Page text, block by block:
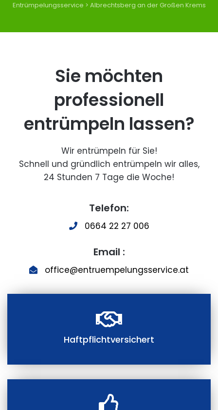
Entrümpelungsservice > Albrechtsberg an der Großen Krems
Sie möchten
professionell
entrümpeln lassen?
Wir entrümpeln für Sie!
Schnell und gründlich entrümpeln wir alles,
24 Stunden 7 Tage die Woche!
Telefon:
0664 22 27 006
Email :
office@entruempelungsservice.at
Haftpflichtversichert